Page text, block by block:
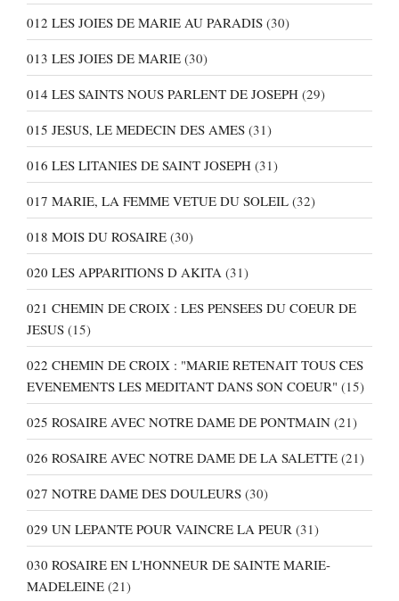
012 LES JOIES DE MARIE AU PARADIS (30)
013 LES JOIES DE MARIE (30)
014 LES SAINTS NOUS PARLENT DE JOSEPH (29)
015 JESUS, LE MEDECIN DES AMES (31)
016 LES LITANIES DE SAINT JOSEPH (31)
017 MARIE, LA FEMME VETUE DU SOLEIL (32)
018 MOIS DU ROSAIRE (30)
020 LES APPARITIONS D AKITA (31)
021 CHEMIN DE CROIX : LES PENSEES DU COEUR DE
JESUS (15)
022 CHEMIN DE CROIX : "MARIE RETENAIT TOUS CES
EVENEMENTS LES MEDITANT DANS SON COEUR" (15)
025 ROSAIRE AVEC NOTRE DAME DE PONTMAIN (21)
026 ROSAIRE AVEC NOTRE DAME DE LA SALETTE (21)
027 NOTRE DAME DES DOULEURS (30)
029 UN LEPANTE POUR VAINCRE LA PEUR (31)
030 ROSAIRE EN L'HONNEUR DE SAINTE MARIE-
MADELEINE (21)